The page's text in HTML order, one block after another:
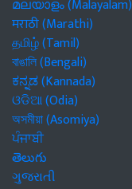
മലയാളം (Malayalam)
मराठी (Marathi)
தமிழ் (Tamil)
বাঙালি (Bengali)
ಕನ್ನಡ (Kannada)
ଓଡିଆ (Odia)
অসমীয়া (Asomiya)
ਪੰਜਾਬੀ
తెలుగు
ગુજરાતી